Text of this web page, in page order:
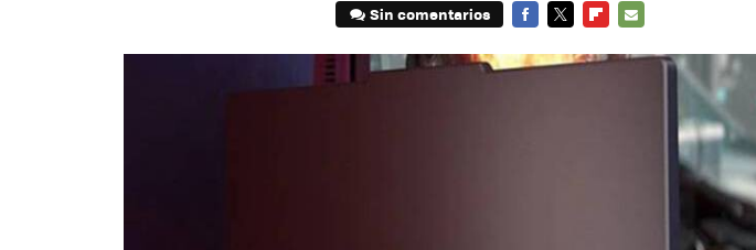
Sin comentarios
MAIL